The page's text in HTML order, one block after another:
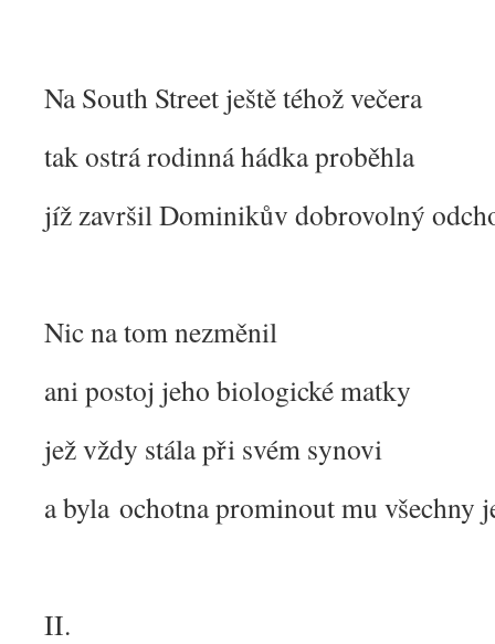
Na South Street ještě téhož večera
tak ostrá rodinná hádka proběhla
jíž završil Dominikův dobrovolný
Nic na tom nezměnil
ani postoj jeho biologické matky
jež vždy stála při svém synovi
a byla ochotna prominout mu všechny
II.